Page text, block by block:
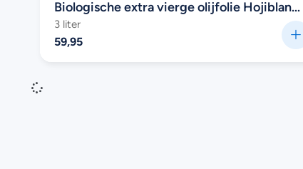
Biologische extra vierge olijfolie Hojiblanca
(Family Range) van Entre Caminos (Bag in
box)
3 liter
59,95